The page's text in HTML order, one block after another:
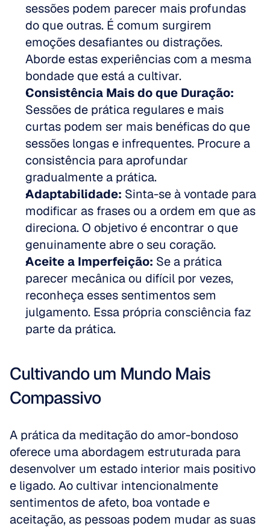
sessões podem parecer mais profundas
do que outras. É comum surgirem
emoções desafiantes ou distrações.
Aborde estas experiências com a mesma
bondade que está a cultivar.
Consistência Mais do que Duração:
Sessões de prática regulares e mais
curtas podem ser mais benéficas do que
sessões longas e infrequentes. Procure a
consistência para aprofundar
gradualmente a prática.
Adaptabilidade: Sinta-se à vontade para
modificar as frases ou a ordem em que as
direciona. O objetivo é encontrar o que
genuinamente abre o seu coração.
Aceite a Imperfeição: Se a prática
parecer mecânica ou difícil por vezes,
reconheça esses sentimentos sem
julgamento. Essa própria consciência faz
parte da prática.
Cultivando um Mundo Mais
Compassivo
A prática da meditação do amor-bondoso
oferece uma abordagem estruturada para
desenvolver um estado interior mais positivo
e ligado. Ao cultivar intencionalmente
sentimentos de afeto, boa vontade e
aceitação, as pessoas podem mudar as suas